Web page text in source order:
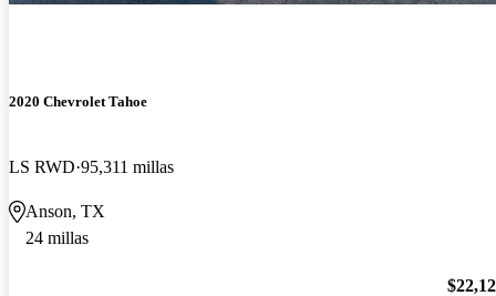
2020 Chevrolet Tahoe
LS RWD 95,311 millas
Anson, TX
24 millas